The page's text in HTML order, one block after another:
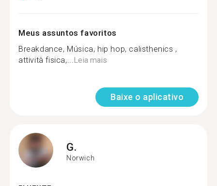
Meus assuntos favoritos
Breakdance, Música, hip hop, calisthenics ,
attività fisica,...Leia mais
Baixe o aplicativo
G.
Norwich